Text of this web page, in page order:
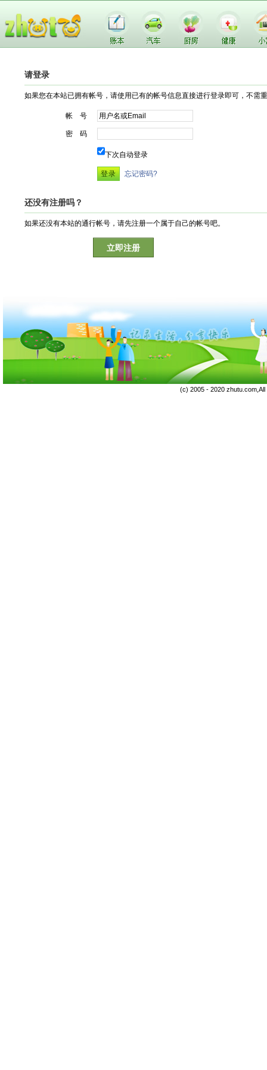
请登录
如果您在本站已拥有帐号，请使用已有的帐号信息直接进行登录即可，不需
帐 号
密 码
下次自动登录
忘记密码?
还没有注册吗？
如果还没有本站的通行帐号，请先注册一个属于自己的帐号吧。
立即注册
(c) 2005 - 2020